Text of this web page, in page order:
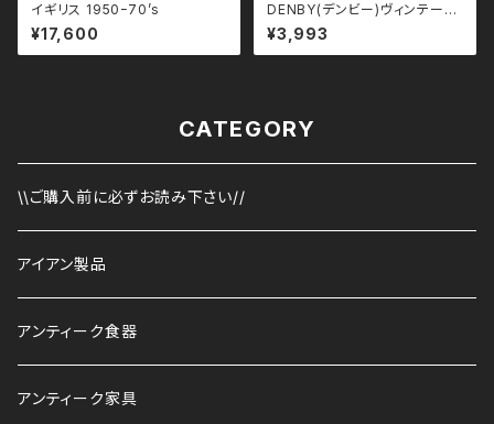
イギリス 1950ｰ70’s
¥17,600
DENBY(デンビー)ヴィンテー
ジ カップ&ソーサー
¥3,993
CATEGORY
\\ご購入前に必ずお読み下さい//
アイアン製品
アンティーク食器
アンティーク家具